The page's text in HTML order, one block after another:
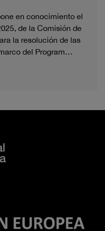
en conocimiento el
de la Comisión de
la resolución de las
del Program…